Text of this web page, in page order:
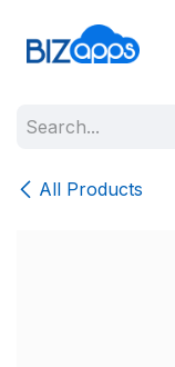
All Products